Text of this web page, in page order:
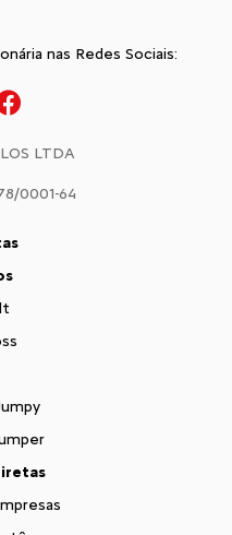
nas Redes Sociais:
LTDA
0001-64